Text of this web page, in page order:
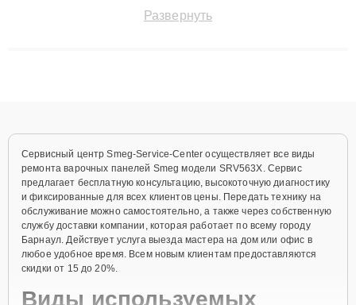
сохранением гарантии до 3 лет. Наши мастера решают
Развернуть
Сервисный центр Smeg-Service-Center осуществляет все виды
ремонта варочных панелей Smeg модели SRV563X. Сервис
предлагает бесплатную консультацию, высокоточную диагностику
и фиксированные для всех клиентов цены. Передать технику на
обслуживание можно самостоятельно, а также через собственную
службу доставки компании, которая работает по всему городу
Барнаул. Действует услуга выезда мастера на дом или офис в
любое удобное время. Всем новым клиентам предоставляются
скидки от 15 до 20%.
Виды используемых